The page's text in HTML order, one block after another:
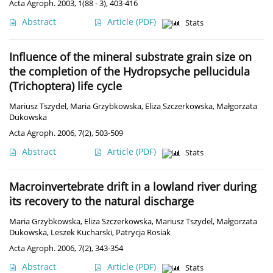
Acta Agroph. 2003, 1(88 - 3), 403-416
Abstract Article (PDF) Stats
Influence of the mineral substrate grain size on
the completion of the Hydropsyche pellucidula
(Trichoptera) life cycle
Mariusz Tszydel, Maria Grzybkowska, Eliza Szczerkowska, Małgorzata
Dukowska
Acta Agroph. 2006, 7(2), 503-509
Abstract Article (PDF) Stats
Macroinvertebrate drift in a lowland river during
its recovery to the natural discharge
Maria Grzybkowska, Eliza Szczerkowska, Mariusz Tszydel, Małgorzata
Dukowska, Leszek Kucharski, Patrycja Rosiak
Acta Agroph. 2006, 7(2), 343-354
Abstract Article (PDF) Stats